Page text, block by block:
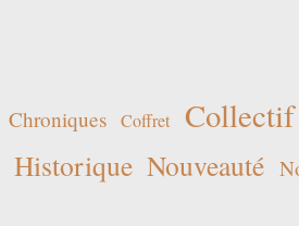
Chroniques Coffret Collectif
Historique Nouveauté